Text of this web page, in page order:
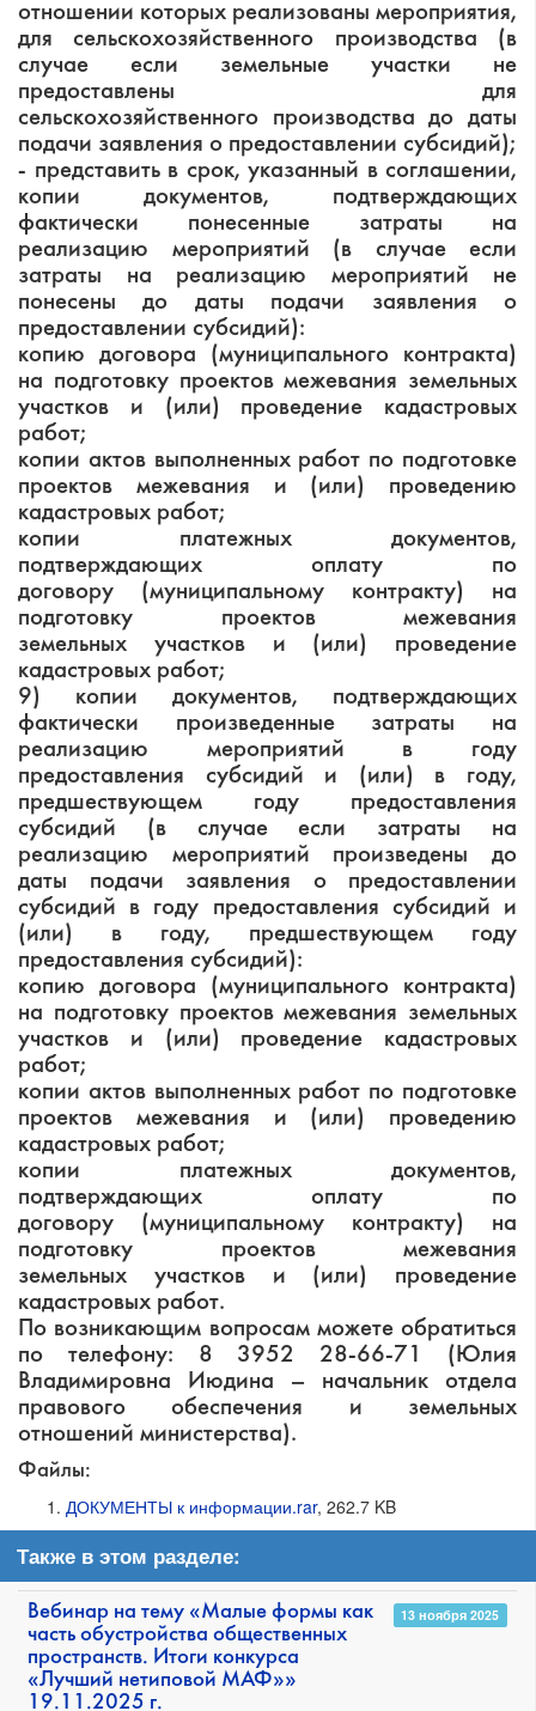
отношении которых реализованы мероприятия,
для сельскохозяйственного производства (в
случае если земельные участки не
предоставлены для
сельскохозяйственного производства до даты
подачи заявления о предоставлении субсидий);
- представить в срок, указанный в соглашении,
копии документов, подтверждающих
фактически понесенные затраты на
реализацию мероприятий (в случае если
затраты на реализацию мероприятий не
понесены до даты подачи заявления о
предоставлении субсидий):
копию договора (муниципального контракта)
на подготовку проектов межевания земельных
участков и (или) проведение кадастровых
работ;
копии актов выполненных работ по подготовке
проектов межевания и (или) проведению
кадастровых работ;
копии платежных документов,
подтверждающих оплату по
договору (муниципальному контракту) на
подготовку проектов межевания
земельных участков и (или) проведение
кадастровых работ;
9) копии документов, подтверждающих
фактически произведенные затраты на
реализацию мероприятий в году
предоставления субсидий и (или) в году,
предшествующем году предоставления
субсидий (в случае если затраты на
реализацию мероприятий произведены до
даты подачи заявления о предоставлении
субсидий в году предоставления субсидий и
(или) в году, предшествующем году
предоставления субсидий):
копию договора (муниципального контракта)
на подготовку проектов межевания земельных
участков и (или) проведение кадастровых
работ;
копии актов выполненных работ по подготовке
проектов межевания и (или) проведению
кадастровых работ;
копии платежных документов,
подтверждающих оплату по
договору (муниципальному контракту) на
подготовку проектов межевания
земельных участков и (или) проведение
кадастровых работ.
По возникающим вопросам можете обратиться
по телефону: 8 3952 28-66-71 (Юлия
Владимировна Июдина – начальник отдела
правового обеспечения и земельных
отношений министерства).
Файлы:
ДОКУМЕНТЫ к информации.rar, 262.7 KB
Также в этом разделе:
Вебинар на тему «Малые формы как
часть обустройства общественных
пространств. Итоги конкурса
«Лучший нетиповой МАФ»»
19.11.2025 г.
13 ноября 2025